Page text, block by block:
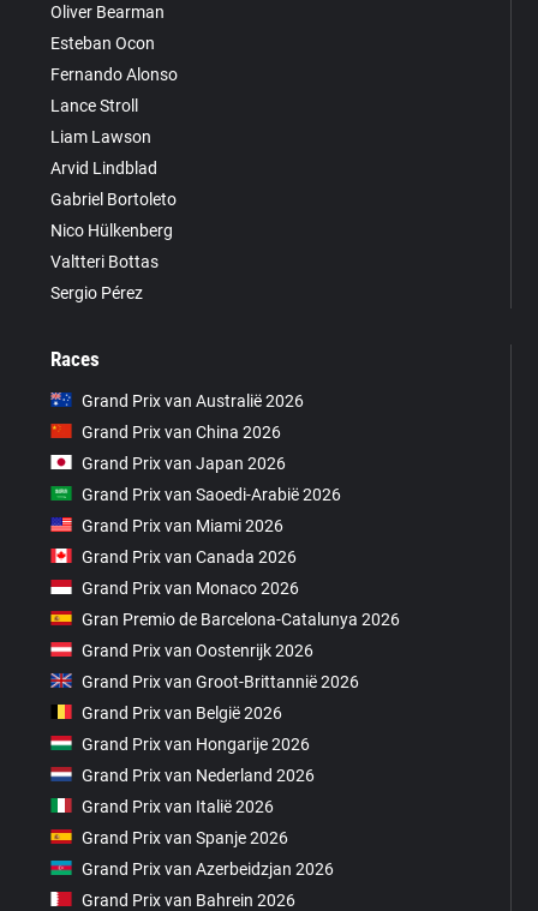
Oliver Bearman
Esteban Ocon
Fernando Alonso
Lance Stroll
Liam Lawson
Arvid Lindblad
Gabriel Bortoleto
Nico Hülkenberg
Valtteri Bottas
Sergio Pérez
Races
Grand Prix van Australië 2026
Grand Prix van China 2026
Grand Prix van Japan 2026
Grand Prix van Saoedi-Arabië 2026
Grand Prix van Miami 2026
Grand Prix van Canada 2026
Grand Prix van Monaco 2026
Gran Premio de Barcelona-Catalunya 2026
Grand Prix van Oostenrijk 2026
Grand Prix van Groot-Brittannië 2026
Grand Prix van België 2026
Grand Prix van Hongarije 2026
Grand Prix van Nederland 2026
Grand Prix van Italië 2026
Grand Prix van Spanje 2026
Grand Prix van Azerbeidzjan 2026
Grand Prix van Bahrein 2026